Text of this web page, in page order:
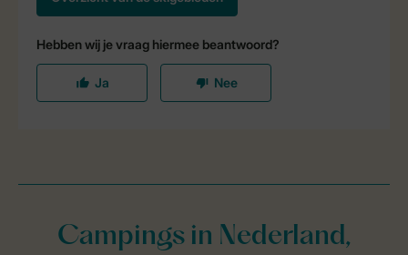
Campings in Nederland,